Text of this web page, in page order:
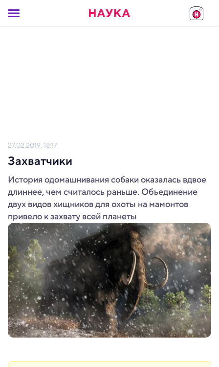
27.02.2019, 18:17
Захватчики
История одомашнивания собаки оказалась вдвое
длиннее, чем считалось раньше. Объединение
двух видов хищников для охоты на мамонтов
привело к захвату всей планеты